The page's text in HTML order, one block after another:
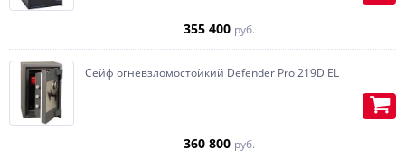
355 400 руб.
Сейф огневзломостойкий Defender Pro 219D EL
360 800 руб.